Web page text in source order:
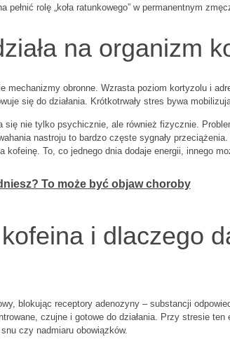
rolę „koła ratunkowego” w permanentnym
na organizm
mechanizmy obronne. Wzrasta poziom kortyzolu i
się do działania. Krótkotrwały stres bywa
się nie tylko psychicznie, ale również fizycznie.
nastroju to bardzo częste sygnały
kofeinę. To, co jednego dnia dodaje energii, innego
To może być objaw choroby
kofeina i dlaczego
blokując receptory adenozyny – substancji
czujne i gotowe do działania. Przy stresie
czy nadmiaru obowiązków.